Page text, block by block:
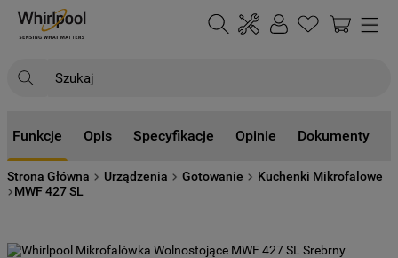
Funkcje Opis Specyfikacje Opinie Dokumenty
Strona Główna Urządzenia Gotowanie
Kuchenki Mikrofalowe
MWF 427 SL
NAJCZĘŚCIEJ SZUKANE
1.
2. lodówki
4. pralka